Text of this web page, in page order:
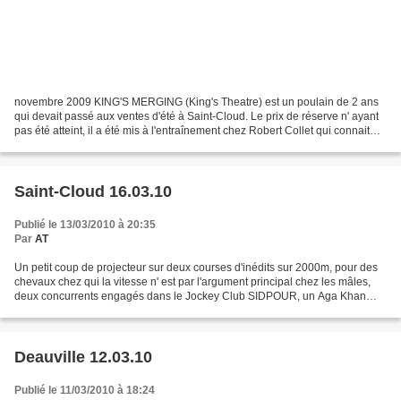
novembre 2009 KING'S MERGING (King's Theatre) est un poulain de 2 ans
qui devait passé aux ventes d'été à Saint-Cloud. Le prix de réserve n' ayant
pas été atteint, il a été mis à l'entraînement chez Robert Collet qui connait
Saint-Cloud 16.03.10
Publié le 13/03/2010 à 20:35
Par AT
Un petit coup de projecteur sur deux courses d'inédits sur 2000m, pour des
chevaux chez qui la vitesse n' est par l'argument principal chez les mâles,
deux concurrents engagés dans le Jockey Club SIDPOUR, un Aga Khan
Deauville 12.03.10
Publié le 11/03/2010 à 18:24